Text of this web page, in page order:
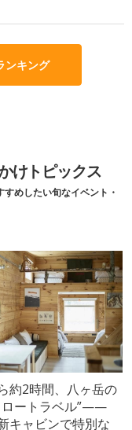
ンキング
けトピックス
めしたい旬なイベント・
約2時間、八ヶ岳の
ロートラベル”——
キャビンで特別な